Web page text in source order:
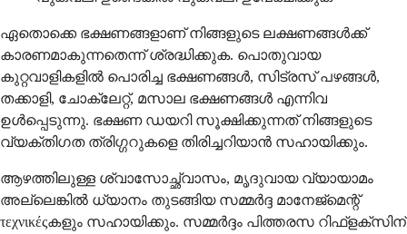
ഏതൊക്കെ ഭക്ഷണങ്ങളാണ് നിങ്ങളുടെ ലക്ഷണങ്ങള്‍ക്ക്
കാരണമാകുന്നതെന്ന് ശ്രദ്ധിക്കുക. പൊതുവായ
കുറ്റവാളികളില്‍ പൊരിച്ച ഭക്ഷണങ്ങള്‍, സിട്രസ് പഴങ്ങള്‍,
തക്കാളി, ചോക്ലേറ്റ്, മസാല ഭക്ഷണങ്ങള്‍ എന്നിവ
ഉള്‍പ്പെടുന്നു. ഭക്ഷണ ഡയറി സൂക്ഷിക്കുന്നത് നിങ്ങളുടെ
വ്യക്തിഗത ത്രിഗ്ഗറുകളെ തിരിച്ചറിയാന്‍ സഹായിക്കും.
ആഴത്തിലുള്ള ശ്വാസോച്ഛ്വാസം, മൃദുവായ വ്യായാമം
അല്ലെങ്കില്‍ ധ്യാനം തുടങ്ങിയ സമ്മര്‍ദ്ദ മാനേജ്‌മെന്റ്
τεχνικέςകളും സഹായിക്കും. സമ്മര്‍ദ്ദം പിത്തരസ റിഫ്‌ളക്‌സിന്